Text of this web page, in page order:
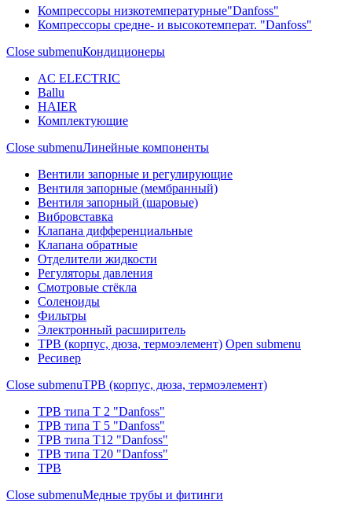
Компрессоры низкотемпературные"Danfoss"
Компрессоры средне- и высокотемперат. "Danfoss"
Close submenuКондиционеры
AC ELECTRIC
Ballu
HAIER
Комплектующие
Close submenuЛинейные компоненты
Вентили запорные и регулирующие
Вентиля запорные (мембранный)
Вентиля запорный (шаровые)
Вибровставка
Клапана дифференциальные
Клапана обратные
Отделители жидкости
Регуляторы давления
Смотровые стёкла
Соленоиды
Фильтры
Электронный расширитель
ТРВ (корпус, дюза, термоэлемент) Open submenu
Ресивер
Close submenuТРВ (корпус, дюза, термоэлемент)
ТРВ типа Т 2 "Danfoss"
ТРВ типа Т 5 "Danfoss"
ТРВ типа Т12 "Danfoss"
ТРВ типа Т20 "Danfoss"
ТРВ
Close submenuМедные трубы и фитинги